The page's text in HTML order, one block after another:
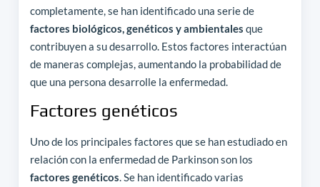
completamente, se han identificado una serie de
factores biológicos, genéticos y ambientales que
contribuyen a su desarrollo. Estos factores interactúan
de maneras complejas, aumentando la probabilidad de
que una persona desarrolle la enfermedad.
Factores genéticos
Uno de los principales factores que se han estudiado en
relación con la enfermedad de Parkinson son los
factores genéticos . Se han identificado varias